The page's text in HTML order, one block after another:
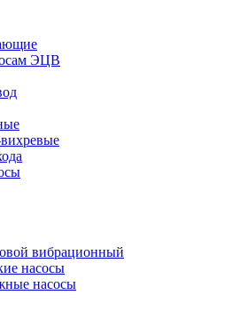
ЭЦВ
вибрационный
насосы
насосы